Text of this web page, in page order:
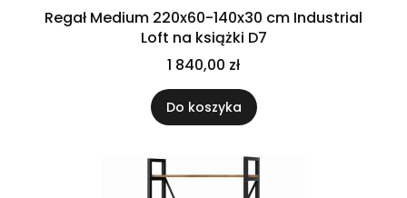
Regał Medium 220x60-140x30 cm Industrial
Loft na książki D7
1 840,00 zł
Do koszyka